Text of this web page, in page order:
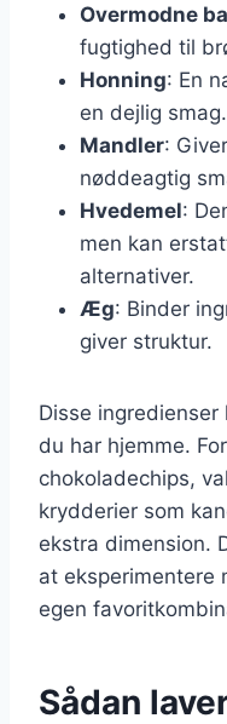
Overmodne
fugtighed til
Honning: En
en dejlig smag.
Mandler:
nøddeagtig
Hvedemel:
men kan
alternativer.
Æg: Binder
giver struktur.
Disse
du har hjemme.
chokoladechips,
krydderier som
ekstra dimension.
at eksperimentere
egen
Sådan